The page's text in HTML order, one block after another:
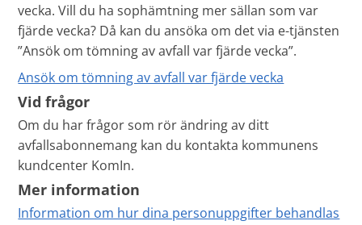
vecka. Vill du ha sophämtning mer sällan som var
fjärde vecka? Då kan du ansöka om det via e-tjänsten
”Ansök om tömning av avfall var fjärde vecka”.
Ansök om tömning av avfall var fjärde vecka
Vid frågor
Om du har frågor som rör ändring av ditt
avfallsabonnemang kan du kontakta kommunens
kundcenter KomIn.
Mer information
Information om hur dina personuppgifter behandlas